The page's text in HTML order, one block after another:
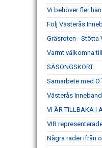
Vi behöver fler
Följ Västerås
Gräsroten - Stötta
Varmt välkomna
SÄSONGSKORT
Samarbete med
Västerås
VI ÄR TILLBAKA I
VIB
Några rader ifrån